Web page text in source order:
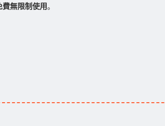
費無限制使用。